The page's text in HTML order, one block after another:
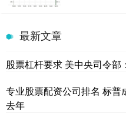
最新文章
股票杠杆要求 美中央司令
专业股票配资公司排名 标
去年